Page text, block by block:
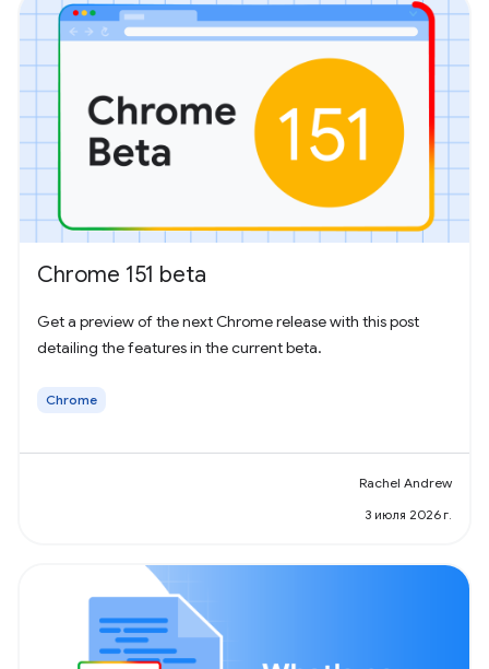
Chrome 151 beta
Get a preview of the next Chrome release with this post
detailing the features in the current beta.
Chrome
Rachel Andrew
3 июля 2026 г.